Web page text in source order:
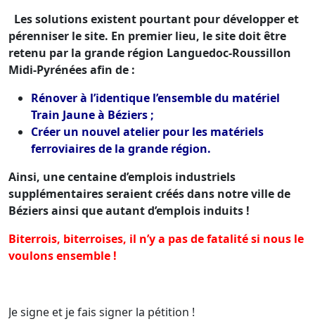
Les solutions existent pourtant pour développer et
pérenniser le site. En premier lieu, le site doit être
retenu par la grande région Languedoc-Roussillon
Midi-Pyrénées afin de :
Rénover à l’identique l’ensemble du matériel
Train Jaune à Béziers ;
Créer un nouvel atelier pour les matériels
ferroviaires de la grande région.
Ainsi, une centaine d’emplois industriels
supplémentaires seraient créés dans notre ville de
Béziers ainsi que autant d’emplois induits !
Biterrois, biterroises, il n’y a pas de fatalité si nous le
voulons ensemble !
Je signe et je fais signer la pétition !